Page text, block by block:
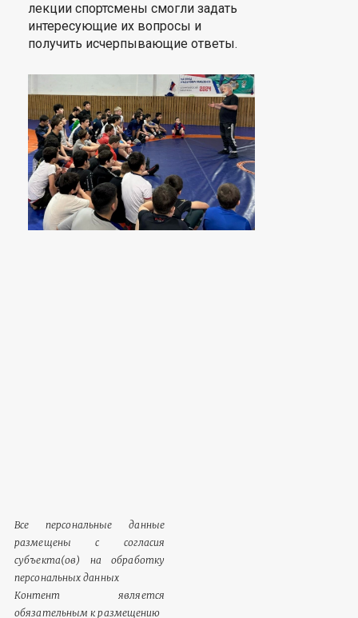
лекции спортсмены смогли задать
интересующие их вопросы и
получить исчерпывающие ответы.
Все персональные данные
размещены с согласия
субъекта(ов) на обработку
персональных данных
Контент является
обязательным к размещению